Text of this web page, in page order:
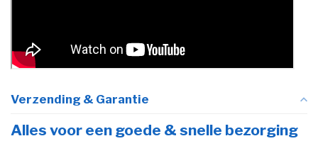
Verzending & Garantie
Alles voor een goede & snelle bezorging